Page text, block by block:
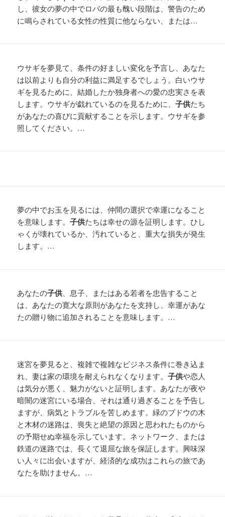
し、彼女の夢の中でロバの最も醜い段階は、警告のため
に鳴らされている女性の性質に他ならない、または…
ウサギを夢見て、条件の好ましい変化を予言し、あなた
は以前よりも自分の利益に満足するでしょう。白いウサ
ギを見るために、結婚したか独身者への愛の忠実さを表
します。ウサギが戯れているのを見るために、子供たち
があなたの喜びに貢献することを示します。ウサギを参
照してください。…
夢の中でお玉を見るには、仲間の選択で幸運になること
を意味します。子供たちは幸せの源を証明します。ひし
ゃくが壊れているか、汚れていると、重大な損失が発生
します。…
あなたの子供、息子、またはある若者を忠告すること
は、あなたの寛大な原則があなたを支持し、幸運があな
たの贈り物に追加されることを意味します。…
迷宮を夢見ると、複雑で複雑なビジネス条件に巻き込ま
れ、妻は家の環境を耐えられなくなります。子供や恋人
は気分が悪く、魅力がないと証明します。あなたが夜や
暗闇の迷宮にいる場合、それは通り過ぎることを予告し
ますが、病気とトラブルを苦しめます。緑のブドウの木
と木材の迷路は、喪失と絶望の原因と思われたものから
の予期せぬ幸福を示しています。ネットワーク、または
鉄道の迷路では、長くて退屈な旅を保証します。興味深
い人々に出会いますが、経済的な成功はこれらの旅であ
なたを助けません。…